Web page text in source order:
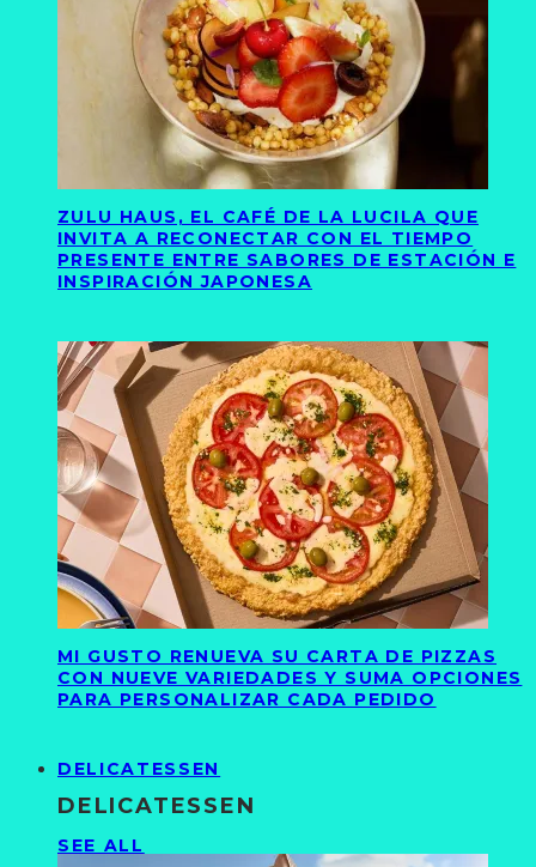
ZULU HAUS, EL CAFÉ DE LA LUCILA QUE
INVITA A RECONECTAR CON EL TIEMPO
PRESENTE ENTRE SABORES DE ESTACIÓN E
INSPIRACIÓN JAPONESA
MI GUSTO RENUEVA SU CARTA DE PIZZAS
CON NUEVE VARIEDADES Y SUMA OPCIONES
PARA PERSONALIZAR CADA PEDIDO
DELICATESSEN
DELICATESSEN
SEE ALL